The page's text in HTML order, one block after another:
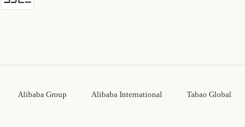
Alibaba Group Alibaba International Tabao Global